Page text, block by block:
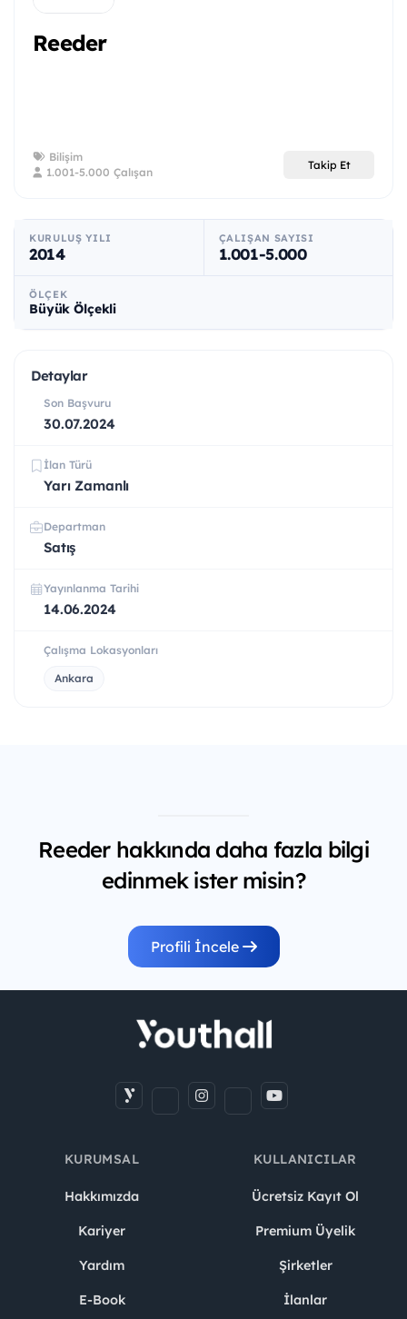
Reeder
Bilişim
1.001-5.000 Çalışan
Takip Et
KURULUŞ YILI
2014
ÇALIŞAN SAYISI
1.001-5.000
ÖLÇEK
Büyük Ölçekli
Detaylar
Son Başvuru
30.07.2024
İlan Türü
Yarı Zamanlı
Departman
Satış
Yayınlanma Tarihi
14.06.2024
Çalışma Lokasyonları
Ankara
Reeder hakkında daha fazla bilgi
edinmek ister misin?
Profili İncele
KURUMSAL
Hakkımızda
Kariyer
Yardım
E-Book
KULLANICILAR
Ücretsiz Kayıt Ol
Premium Üyelik
Şirketler
İlanlar